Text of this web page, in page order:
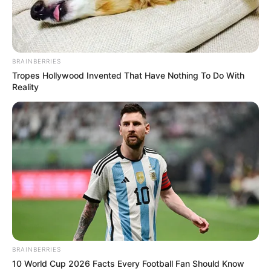
Két külön ügyben vizsgálódnak a hatóságok
A háttérbeszélgetést Gál Kristóf, a rendőrség
szóvivője nyitotta meg azzal, hogy „Amíg el nem
BRAINBERRIES
Tropes Hollywood Invented That Have Nothing To Do With
Reality
BRAINBERRIES
10 World Cup 2026 Facts Every Football Fan Should Know